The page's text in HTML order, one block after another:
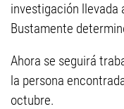
investigación llevada
Bustamente
Ahora se seguirá
la persona
octubre.